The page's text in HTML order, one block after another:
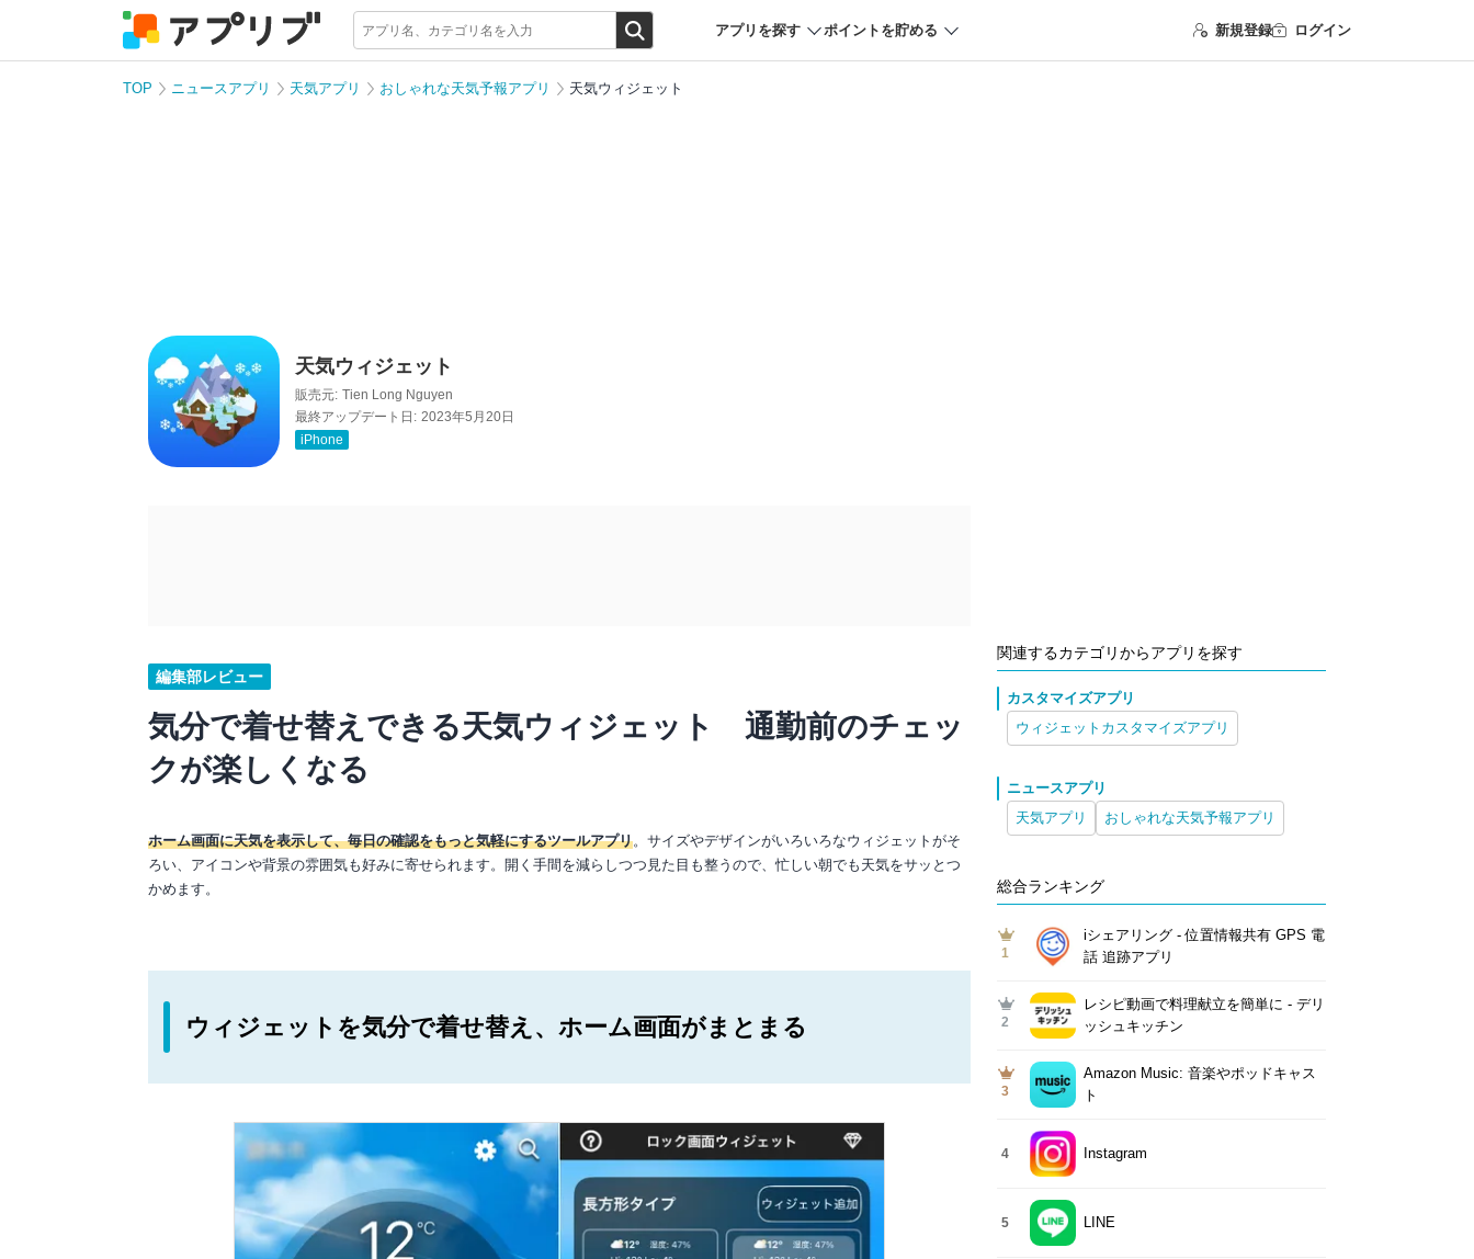
アプリを探す ポイントを貯める 新規登録 ログイン
TOP ニュースアプリ 天気アプリ おしゃれな天気予報アプリ 天気ウィジェット
天気ウィジェット
販売元: Tien Long Nguyen
最終アップデート日: 2023年5月20日
iPhone
編集部レビュー
気分で着せ替えできる天気ウィジェット 通勤前のチェッ
クが楽しくなる
ホーム画面に天気を表示して、毎日の確認をもっと気軽にするツールアプリ。サイズやデザインがいろいろなウィジェットがそ
ろい、アイコンや背景の雰囲気も好みに寄せられます。開く手間を減らしつつ見た目も整うので、忙しい朝でも天気をサッとつ
かめます。
ウィジェットを気分で着せ替え、ホーム画面がまとまる
関連するカテゴリからアプリを探す
カスタマイズアプリ
ウィジェットカスタマイズアプリ
ニュースアプリ
天気アプリ
おしゃれな天気予報アプリ
総合ランキング
1
iシェアリング - 位置情報共有 GPS 電
話 追跡アプリ
2
レシピ動画で料理献立を簡単‪に - デリ
ッシュキッチン
3
Amazon Music: 音楽やポッドキャス
ト
4 Instagram
5 LINE